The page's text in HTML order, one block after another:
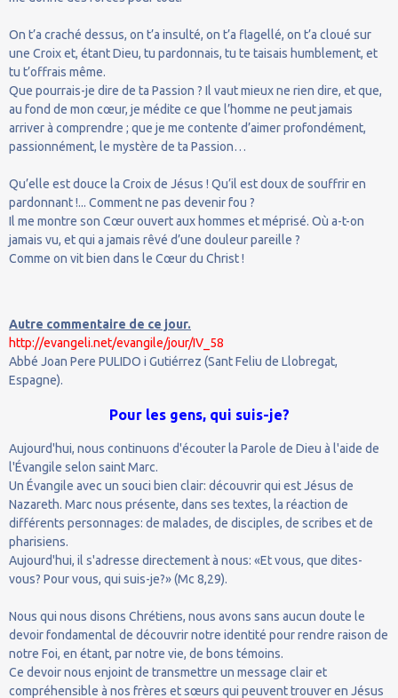
On t’a craché dessus, on t’a insulté, on t’a flagellé, on t’a cloué sur
une Croix et, étant Dieu, tu pardonnais, tu te taisais humblement, et
tu t’offrais même.
Que pourrais-je dire de ta Passion ? Il vaut mieux ne rien dire, et que,
au fond de mon cœur, je médite ce que l’homme ne peut jamais
arriver à comprendre ; que je me contente d’aimer profondément,
passionnément, le mystère de ta Passion…
Qu’elle est douce la Croix de Jésus ! Qu’il est doux de souffrir en
pardonnant !... Comment ne pas devenir fou ?
Il me montre son Cœur ouvert aux hommes et méprisé. Où a-t-on
jamais vu, et qui a jamais rêvé d’une douleur pareille ?
Comme on vit bien dans le Cœur du Christ !
Autre commentaire de ce jour.
http://evangeli.net/evangile/jour/IV_58
Abbé Joan Pere PULIDO i Gutiérrez (Sant Feliu de Llobregat,
Espagne).
Pour les gens, qui suis-je?
Aujourd'hui, nous continuons d'écouter la Parole de Dieu à l'aide de
l'Évangile selon saint Marc.
Un Évangile avec un souci bien clair: découvrir qui est Jésus de
Nazareth. Marc nous présente, dans ses textes, la réaction de
différents personnages: de malades, de disciples, de scribes et de
pharisiens.
Aujourd'hui, il s'adresse directement à nous: «Et vous, que dites-
vous? Pour vous, qui suis-je?» (Mc 8,29).
Nous qui nous disons Chrétiens, nous avons sans aucun doute le
devoir fondamental de découvrir notre identité pour rendre raison de
notre Foi, en étant, par notre vie, de bons témoins.
Ce devoir nous enjoint de transmettre un message clair et
compréhensible à nos frères et sœurs qui peuvent trouver en Jésus